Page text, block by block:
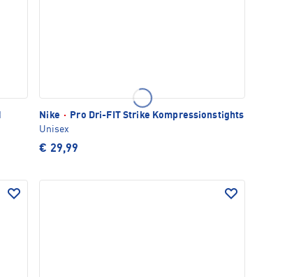
Nike ·
Pro Dri-FIT Strike Kompressionstights
Unisex
€ 29,99